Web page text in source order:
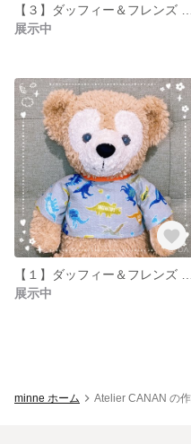
展示中
展示中
minne ホーム Atelier CANAN の